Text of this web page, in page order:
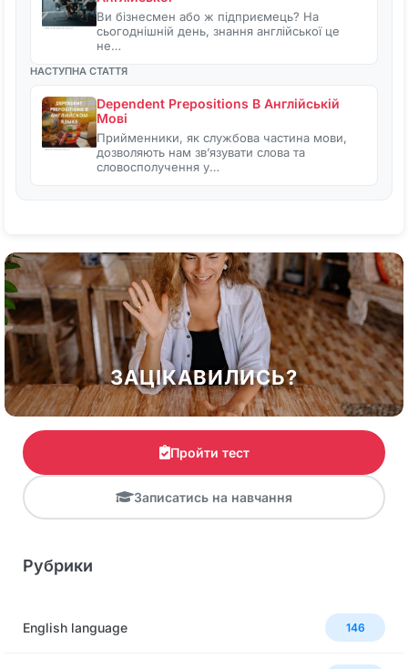
Ви бізнесмен або ж підприємець? На
сьогоднішній день, знання англійської це
не…
НАСТУПНА СТАТТЯ
Dependent Prepositions В Англійській
Мові
Прийменники, як службова частина мови,
дозволяють нам зв’язувати слова та
словосполучення у…
ЗАЦІКАВИЛИСЬ?
Пройти тест
Записатись на навчання
Рубрики
English language 146